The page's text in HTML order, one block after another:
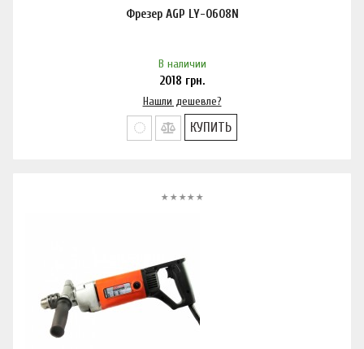
Фрезер AGP LY-0608N
В наличии
2018 грн.
Нашли дешевле?
КУПИТЬ